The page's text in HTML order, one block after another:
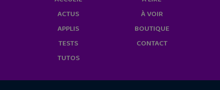
ACTUS
APPLIS
TESTS
TUTOS
À VOIR
BOUTIQUE
CONTACT